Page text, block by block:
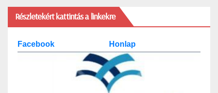
Részletekért kattintás a linkekre
Facebook Honlap